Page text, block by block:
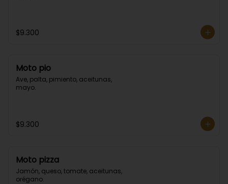
$9.300
Moto pio
Ave, palta, pimiento, aceitunas,
mayo.
$9.300
Moto pizza
Jamón, queso, tomate, aceitunas,
orégano.